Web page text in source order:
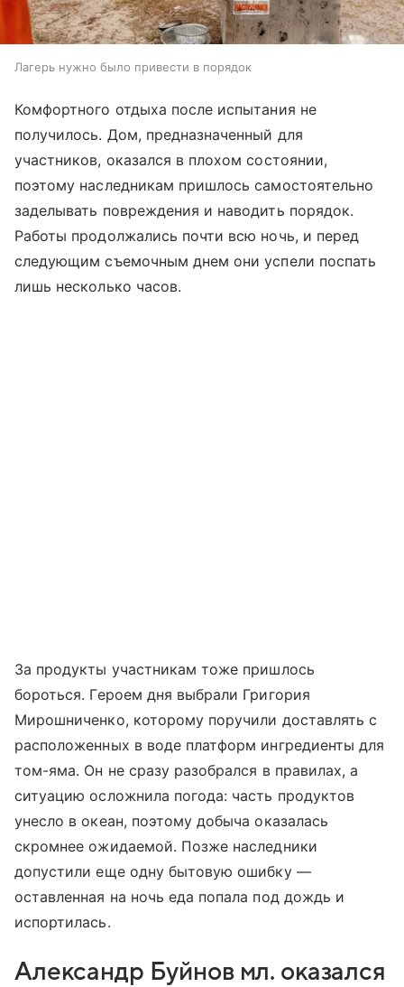
Лагерь нужно было привести в порядок
Комфортного отдыха после испытания не
получилось. Дом, предназначенный для
участников, оказался в плохом состоянии,
поэтому наследникам пришлось самостоятельно
заделывать повреждения и наводить порядок.
Работы продолжались почти всю ночь, и перед
следующим съемочным днем они успели поспать
лишь несколько часов.
За продукты участникам тоже пришлось
бороться. Героем дня выбрали Григория
Мирошниченко, которому поручили доставлять с
расположенных в воде платформ ингредиенты для
том-яма. Он не сразу разобрался в правилах, а
ситуацию осложнила погода: часть продуктов
унесло в океан, поэтому добыча оказалась
скромнее ожидаемой. Позже наследники
допустили еще одну бытовую ошибку —
оставленная на ночь еда попала под дождь и
испортилась.
Александр Буйнов мл. оказался